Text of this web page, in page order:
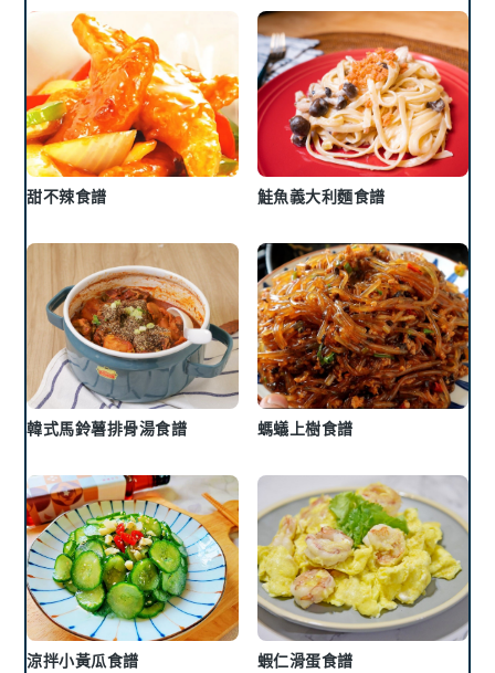
甜不辣食譜 鮭魚義大利麵食譜
韓式馬鈴薯排骨湯食譜 螞蟻上樹食譜
涼拌小黃瓜食譜 蝦仁滑蛋食譜